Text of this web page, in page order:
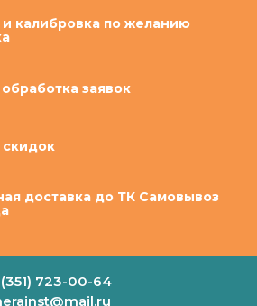
калибровка по желанию
заявок
доставка до ТК Самовывоз
723-00-64